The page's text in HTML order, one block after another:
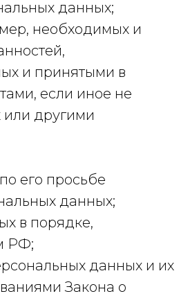
данных;
необходимых и
и принятыми в
если иное не
другими
его просьбе
данных;
в порядке,
РФ;
данных и их
Закона о